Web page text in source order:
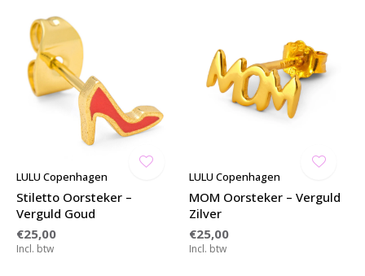
LULU Copenhagen
Stiletto Oorsteker –
Verguld Goud
€25,00
Incl. btw
LULU Copenhagen
MOM Oorsteker – Verguld
Zilver
€25,00
Incl. btw